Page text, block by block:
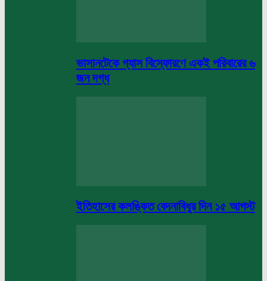
ভাসানটেকে গ্যাস বিস্ফোরণে একই পরিবারের ৬
জন দগ্ধ
ইতিহাসের কলঙ্কিত বেদনাবিধুর দিন ১৫ আগস্ট